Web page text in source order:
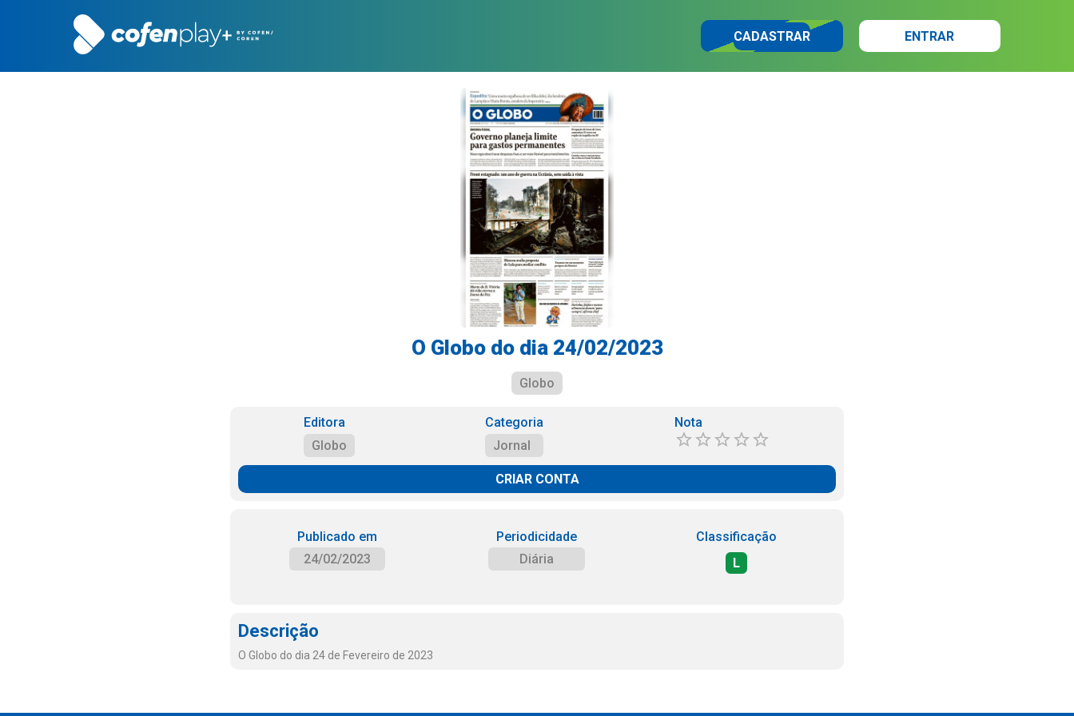
CADASTRAR ENTRAR
O Globo do dia 24/02/2023
Globo
Editora
Globo
Categoria
Jornal
Nota
CRIAR CONTA
Publicado em
24/02/2023
Periodicidade
Diária
Classificação
L
Descrição
O Globo do dia 24 de Fevereiro de 2023